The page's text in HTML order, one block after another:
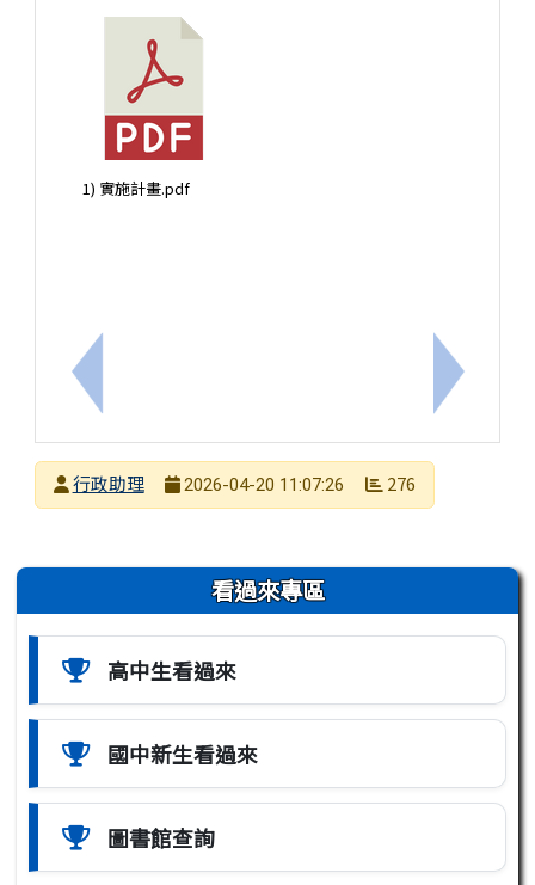
上一筆：【轉知】國立蘭陽女子高級中學辦理「AI
1) 實施計畫.pdf
下一筆：
發布者
行政助理
2026-04-20 11:07:26 276
左邊區域內容 看過來專區
高中生看過來
國中新生看過來
圖書館查詢